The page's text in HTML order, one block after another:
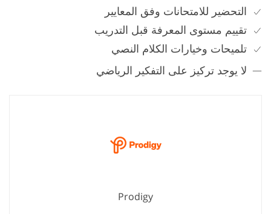
التحضير للامتحانات وفق المعايير
تقييم مستوى المعرفة قبل التدريب
تلميحات وخيارات الكلام النصي
لا يوجد تركيز على التفكير الرياضي
Prodigy